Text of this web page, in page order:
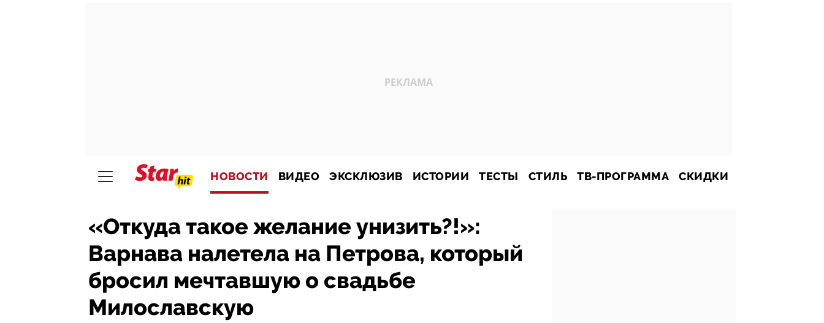
НОВОСТИ ВИДЕО ЭКСКЛЮЗИВ ИСТОРИИ ТЕСТЫ СТИЛЬ ТВ-ПРОГРАММА СКИДКИ
«Откуда такое желание унизить?!»:
Варнава налетела на Петрова, который
бросил мечтавшую о свадьбе
Милославскую